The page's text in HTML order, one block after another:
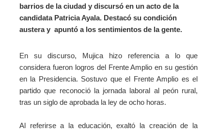
barrios de la ciudad y discursó en un acto de la
candidata Patricia Ayala. Destacó su condición
austera y apuntó a los sentimientos de la gente.
En su discurso, Mujica hizo referencia a lo que
considera fueron logros del Frente Amplio en su gestión
en la Presidencia. Sostuvo que el Frente Amplio es el
partido que reconoció la jornada laboral al peón rural,
tras un siglo de aprobada la ley de ocho horas.
Al referirse a la educación, exaltó la creación de la